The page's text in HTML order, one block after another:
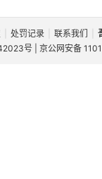
处罚记录 联系我们
号 | 京公网安备